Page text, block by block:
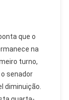
que o
na
turno,
senador
diminuição.